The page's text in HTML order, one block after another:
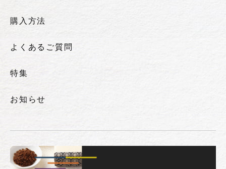
購入方法
よくあるご質問
特集
お知らせ